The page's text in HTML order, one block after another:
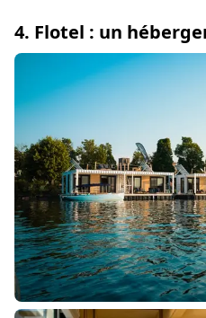
4. Flotel : un